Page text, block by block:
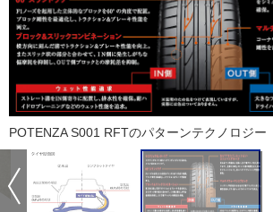
POTENZA S001 RFTのパターンテクノロジー